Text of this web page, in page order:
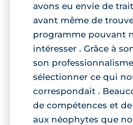
avons eu envie de
avant même de
programme pouvant
intéresser . Grâce à
son
sélectionner ce qui
correspondait .
de compétences et
aux néophytes que